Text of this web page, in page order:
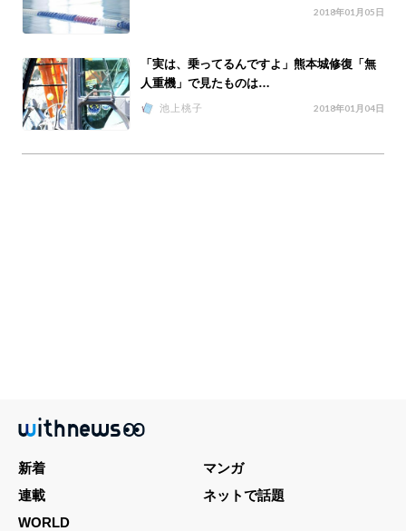
2018年01月05日
「実は、乗ってるんですよ」熊本城修復「無
人重機」で見たものは…
池上桃子 2018年01月04日
新着
マンガ
連載
ネットで話題
WORLD